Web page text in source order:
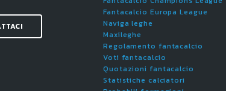
Fantacalcio Europa League
Naviga leghe
Maxileghe
Regolamento fantacalcio
Voti fantacalcio
Quotazioni fantacalcio
Statistiche calciatori